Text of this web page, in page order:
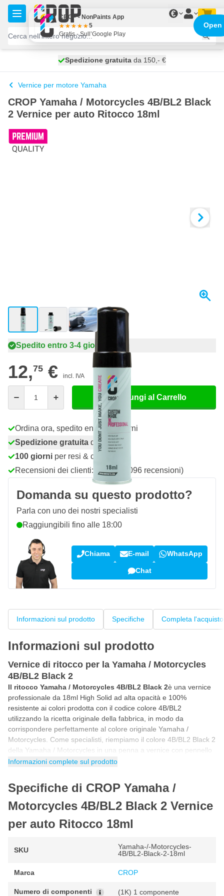
Salta al contenuto
€
spedito oggi
Spedizione gratuita da 150,- €
100 giorni
Vernice per motore Yamaha
CROP Yamaha / Motorcycles 4B/BL2 Black
2 Vernice per auto Ritocco 18ml
View larger imageView larger imageView larger image
Spedito entro 3-4 giorni
12,75 € incl. IVA
Aggiungi al Carrello
Ordina ora, spedito entro 3-4 giorni
Spedizione gratuita da 150,- €
100 giorni per resi & cambi
Recensioni dei clienti:
4,58/5 (7.096 recensioni)
Domanda su questo prodotto?
Parla con uno dei nostri specialisti
Raggiungibili fino alle 18:00
Chiama E-mail WhatsApp
Chat
Informazioni sul prodotto Specifiche Completa l'acquisto
Informazioni sul prodotto
Vernice di ritocco per la Yamaha / Motorcycles
4B/BL2 Black 2
Il ritocco Yamaha / Motorcycles 4B/BL2 Black 2è una vernice
professionale da 18ml High Solid ad alta opacità e 100%
resistente ai colori prodotta con il codice colore 4B/BL2
utilizzando la ricetta originale della fabbrica, in modo da
corrispondere perfettamente al colore originale Yamaha /
Motorcycles. Come specialisti, riempiamo il colore 4B/BL2 Black 2
della Yamaha / Motorcycles in una penna a vernice con pennello
incluso. Ciò rende questo stick di vernice per auto Yamaha /
scheggiature, danni da parcheggio, graffi e altri piccoli danni alla
vernice dell'auto.
Come ritoccare con la vernice Yamaha /
Motorcycles 4B/BL2 Black 2
in 5 semplici passaggi. Seguendo il programma passo passo
riportato di seguito avrai la certezza di utilizzare correttamente il
originale di fabbrica.
Agitare il barattolo di vernice per auto prima dell'uso in modo
Informazioni complete sul prodotto
Specifiche di CROP Yamaha /
Motorcycles 4B/BL2 Black 2 Vernice
per auto Ritocco 18ml
SKU
Yamaha-/-Motorcycles-
4B/BL2-Black-2-18ml
Marca CROP
Numero di componenti (1K) 1 componente
CROP - NonPaints App
5
Gratis - Sull’Google Play
Open